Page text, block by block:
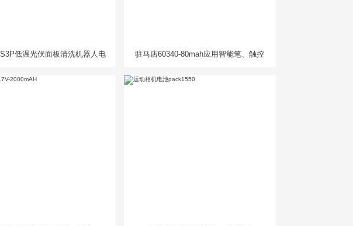
低温光伏面板清洗机器人电
驻马店60340-80mah应用智能笔、触控